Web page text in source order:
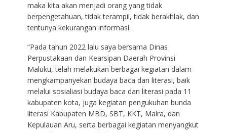
maka kita akan menjadi orang yang tidak
berpengetahuan, tidak terampil, tidak berakhlak, dan
tentunya kekurangan informasi.
“Pada tahun 2022 lalu saya bersama Dinas
Perpustakaan dan Kearsipan Daerah Provinsi
Maluku, telah melakukan berbagai kegiatan dalam
mengkampanyekan budaya baca dan literasi, baik
melalui sosialiasi budaya baca dan literasi pada 11
kabupaten kota, juga kegiatan pengukuhan bunda
literasi Kabupaten MBD, SBT, KKT, Malra, dan
Kepulauan Aru, serta berbagai kegiatan menyangkut